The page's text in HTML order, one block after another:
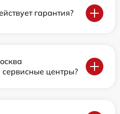
гарантия?
центры?